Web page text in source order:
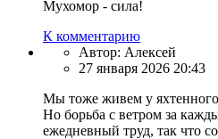
Мухомор - сила!
К комментарию
Автор: Алексей
27 января 2026 20:43
Мы тоже живем у яхтенного
Но борьба с ветром за
ежедневный труд, так что